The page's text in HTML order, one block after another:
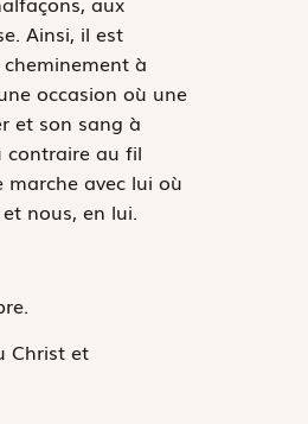
Ainsi, il est
à
occasion où une
et son sang à
contraire au fil
avec lui où
nous, en lui.
Christ et